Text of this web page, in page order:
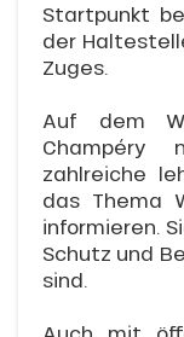
Startpunkt
der
Zuges.
Auf dem
Champéry
zahlreiche
das Thema
informieren.
Schutz und
sind.